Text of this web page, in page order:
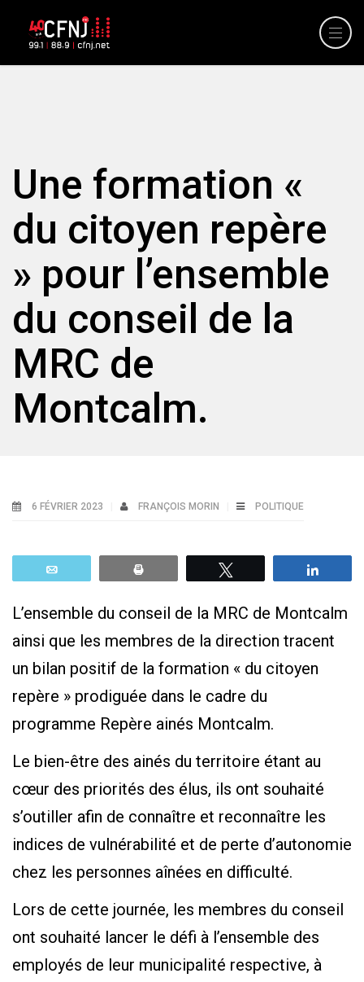
Une formation «
du citoyen repère
» pour l’ensemble
du conseil de la
MRC de
Montcalm.
6 FÉVRIER 2023 FRANÇOIS MORIN POLITIQUE
L’ensemble du conseil de la MRC de Montcalm
ainsi que les membres de la direction tracent
un bilan positif de la formation « du citoyen
repère » prodiguée dans le cadre du
programme Repère ainés Montcalm.
Le bien-être des ainés du territoire étant au
cœur des priorités des élus, ils ont souhaité
s’outiller afin de connaître et reconnaître les
indices de vulnérabilité et de perte d’autonomie
chez les personnes aînées en difficulté.
Lors de cette journée, les membres du conseil
ont souhaité lancer le défi à l’ensemble des
employés de leur municipalité respective, à